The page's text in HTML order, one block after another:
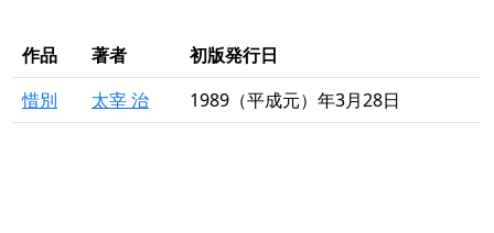
作品 著者
初版発行日
惜別
太宰 治 1989（平成元）年3月28日